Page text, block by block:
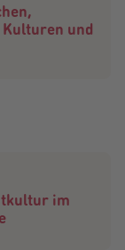
und
im